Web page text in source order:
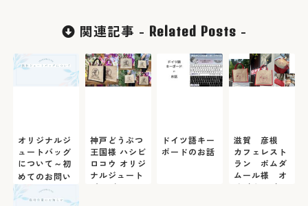
関連記事 - Related Posts -
オリジナルジ
ュートバッグ
について～初
めてのお問い
合わせの前に
ご一読くださ
神戸どうぶつ
王国様 ハシビ
ロコウ オリジ
ナルジュート
バッグ
ドイツ語キー
ボードのお話
滋賀 彦根
カフェレスト
ラン ポムダ
ムール様 オ
リジナルジュ